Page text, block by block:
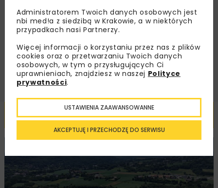
Zapoznałam/em się zPolityką Prywatnościi
Regulaminemoraz wyrażam zgodę na otrzymywanie na
podany przeze mnie adres e-mail korespondencji
handlowej w postaci newslettera.
ZAPISZ MNIE
Powiązane artykuły
Administratorem Twoich danych osobowych jest
nbi med!a z siedzibą w Krakowie, a w niektórych
przypadkach nasi Partnerzy.
Więcej informacji o korzystaniu przez nas z plików
cookies oraz o przetwarzaniu Twoich danych
osobowych, w tym o przysługujących Ci
uprawnieniach, znajdziesz w naszej Polityce
prywatności.
AKCEPTUJĘ I PRZECHODZĘ DO SERWISU
USTAWIENIA ZAAWANSOWANNE